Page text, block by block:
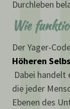
Durchleben
Wie
Der Yager-
Höheren
Dabei handelt
die jeder
Ebenen des